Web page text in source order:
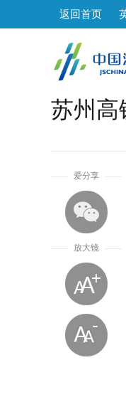
返回首页
苏州高
爱分享
放大镜